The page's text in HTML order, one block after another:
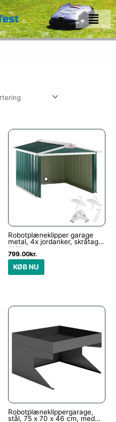
Menu
Robotplæneklipper garage
metal, 4x jordanker, skråtag
grøn
799.00kr.
KØB NU
Robotplæneklippergarage,
stål, 75 x 70 x 46 cm, med